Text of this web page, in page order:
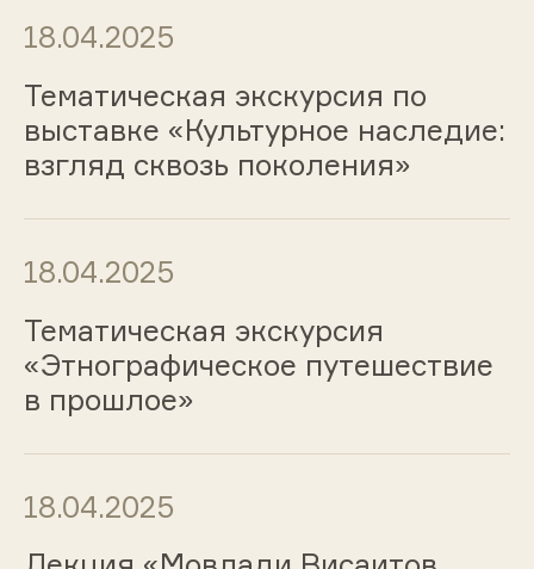
18.04.2025
Тематическая экскурсия по
выставке «Культурное наследие:
взгляд сквозь поколения»
18.04.2025
Тематическая экскурсия
«Этнографическое путешествие
в прошлое»
18.04.2025